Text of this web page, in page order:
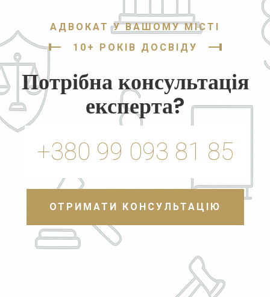
АДВОКАТ У ВАШОМУ МІСТІ
10+ РОКІВ ДОСВІДУ
Потрібна консультація
експерта?
+380 99 093 81 85
ОТРИМАТИ КОНСУЛЬТАЦІЮ